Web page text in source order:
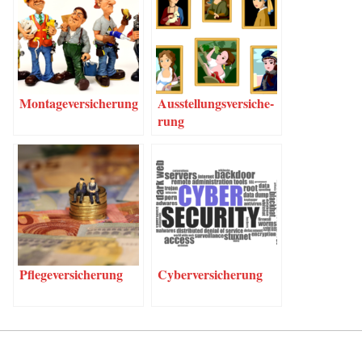
Mon­ta­ge­ver­si­che­rung
Aus­stel­lungs­ver­si­che­
rung
Pfle­ge­ver­si­che­rung Cyber­ver­si­che­rung